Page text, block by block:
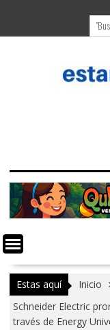
contenido
Estas aquí Inicio
Schneider Electric
través de Energy